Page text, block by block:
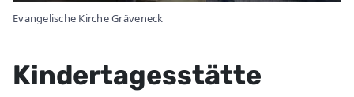
Evangelische Kirche Gräveneck
Kindertagesstätte